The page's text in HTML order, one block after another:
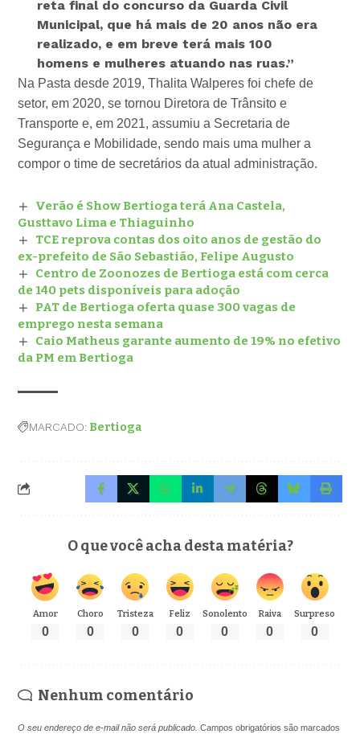
reta final do concurso da Guarda Civil
Municipal, que há mais de 20 anos não era
realizado, e em breve terá mais 100
homens e mulheres atuando nas ruas.”
Na Pasta desde 2019, Thalita Walperes foi chefe de
setor, em 2020, se tornou Diretora de Trânsito e
Transporte e, em 2021, assumiu a Secretaria de
Segurança e Mobilidade, sendo mais uma mulher a
compor o time de secretários da atual administração.
Verão é Show Bertioga terá Ana Castela,
Gusttavo Lima e Thiaguinho
TCE reprova contas dos oito anos de gestão do
ex-prefeito de São Sebastião, Felipe Augusto
Centro de Zoonozes de Bertioga está com cerca
de 140 pets disponíveis para adoção
PAT de Bertioga oferta quase 300 vagas de
emprego nesta semana
Caio Matheus garante aumento de 19% no efetivo
da PM em Bertioga
MARCADO: Bertioga
O que você acha desta matéria?
Amor
0
Choro
0
Tristeza
0
Feliz
0
Sonolento
0
Raiva
0
Surpreso
0
Nenhum comentário
O seu endereço de e-mail não será publicado. Campos obrigatórios são marcados